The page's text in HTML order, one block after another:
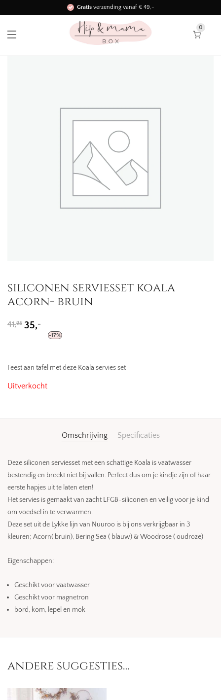
Gratisverzending vanaf € 49,-
Binnen 3 werkdagen in huis!
0
siliconen serviesset koala
acorn- bruin
41,95 Oorspronkelijke
prijs
35,-
prijs
-17%
Feest aan tafel met deze Koala servies set
Uitverkocht
Omschrijving Specificaties
Deze siliconen serviesset met een schattige Koala is vaatwasser
bestendig en breekt niet bij vallen. Perfect dus om je kindje zijn of haar
eerste hapjes uit te laten eten!
Het servies is gemaakt van zacht LFGB-siliconen en veilig voor je kind
om voedsel in te verwarmen.
Deze set uit de Lykke lijn van Nuuroo is bij ons verkrijgbaar in 3
kleuren; Acorn( bruin), Bering Sea ( blauw) & Woodrose ( oudroze)
Eigenschappen:
Geschikt voor vaatwasser
Geschikt voor magnetron
bord, kom, lepel en mok
andere suggesties…